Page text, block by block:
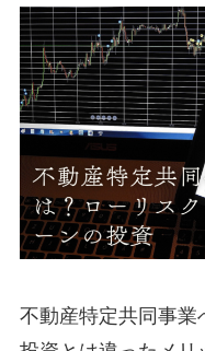
不動産特定共同事業